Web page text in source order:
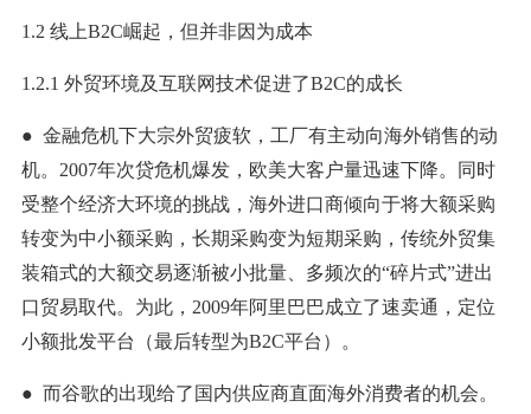
1.2 线上B2C崛起，但并非因为成本
1.2.1 外贸环境及互联网技术促进了B2C的成长
● 金融危机下大宗外贸疲软，工厂有主动向海外销售的动
机。2007年次贷危机爆发，欧美大客户量迅速下降。同时
受整个经济大环境的挑战，海外进口商倾向于将大额采购
转变为中小额采购，长期采购变为短期采购，传统外贸集
装箱式的大额交易逐渐被小批量、多频次的“碎片式”进出
口贸易取代。为此，2009年阿里巴巴成立了速卖通，定位
小额批发平台（最后转型为B2C平台）。
● 而谷歌的出现给了国内供应商直面海外消费者的机会。